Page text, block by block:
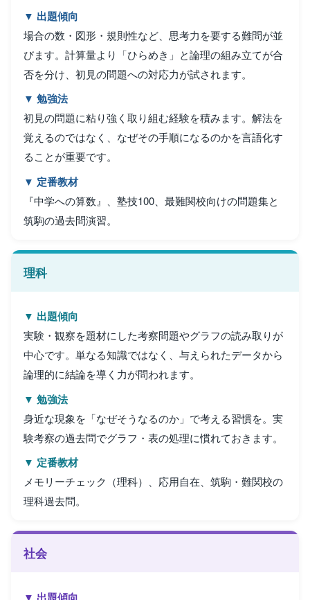
▼ 出題傾向
場合の数・図形・規則性など、思考力を要する難問が並
びます。計算量より「ひらめき」と論理の組み立てが合
否を分け、初見の問題への対応力が試されます。
▼ 勉強法
初見の問題に粘り強く取り組む経験を積みます。解法を
覚えるのではなく、なぜその手順になるのかを言語化す
ることが重要です。
▼ 定番教材
『中学への算数』、塾技100、最難関校向けの問題集と
筑駒の過去問演習。
理科
▼ 出題傾向
実験・観察を題材にした考察問題やグラフの読み取りが
中心です。単なる知識ではなく、与えられたデータから
論理的に結論を導く力が問われます。
▼ 勉強法
身近な現象を「なぜそうなるのか」で考える習慣を。実
験考察の過去問でグラフ・表の処理に慣れておきます。
▼ 定番教材
メモリーチェック（理科）、応用自在、筑駒・難関校の
理科過去問。
社会